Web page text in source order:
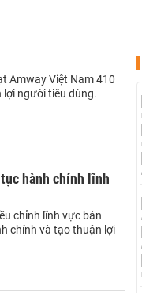
Amway Việt Nam 410
lợi người tiêu dùng.
hành chính lĩnh
chỉnh lĩnh vực bán
chính và tạo thuận lợi